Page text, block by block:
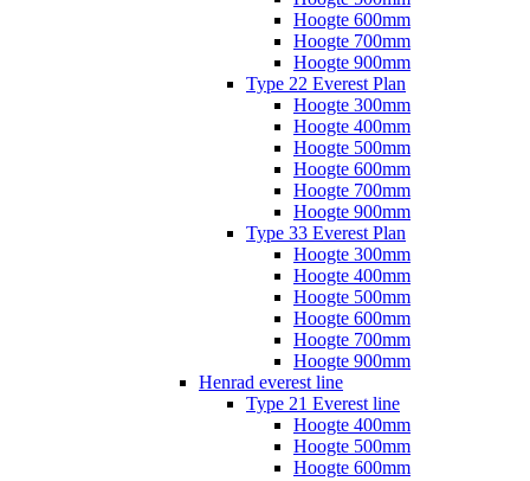
Hoogte 600mm
Hoogte 700mm
Hoogte 900mm
Type 22 Everest Plan
Hoogte 300mm
Hoogte 400mm
Hoogte 500mm
Hoogte 600mm
Hoogte 700mm
Hoogte 900mm
Type 33 Everest Plan
Hoogte 300mm
Hoogte 400mm
Hoogte 500mm
Hoogte 600mm
Hoogte 700mm
Hoogte 900mm
Henrad everest line
Type 21 Everest line
Hoogte 400mm
Hoogte 500mm
Hoogte 600mm